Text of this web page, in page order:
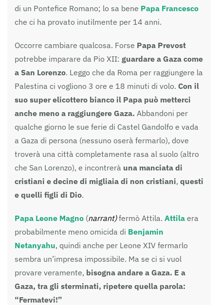
di un Pontefice Romano; lo sa bene Papa Francesco
che ci ha provato inutilmente per 14 anni.
Occorre cambiare qualcosa. Forse Papa Prevost
potrebbe imparare da Pio XII: guardare a Gaza come
a San Lorenzo. Leggo che da Roma per raggiungere la
Palestina ci vogliono 3 ore e 18 minuti di volo. Con il
suo super elicottero bianco il Papa può metterci
anche meno a raggiungere Gaza. Abbandoni per
qualche giorno le sue ferie di Castel Gandolfo e vada
a Gaza di persona (nessuno oserà fermarlo), dove
troverà una città completamente rasa al suolo (altro
che San Lorenzo), e incontrerà una manciata di
cristiani e decine di migliaia di non cristiani, questi
e quelli figli di Dio.
Papa Leone Magno (narrant)fermò Attila. Attila era
probabilmente meno omicida di Benjamin
Netanyahu, quindi anche per Leone XIV fermarlo
sembra un’impresa impossibile. Ma se ci si vuol
provare veramente, bisogna andare a Gaza. E a
Gaza, tra gli sterminati, ripetere quella parola:
“Fermatevi!”